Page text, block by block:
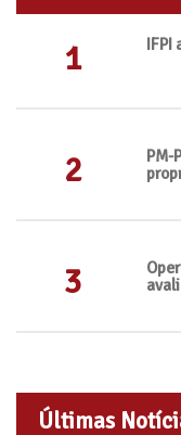
1 IFPI
2
PM-
3
Últimas